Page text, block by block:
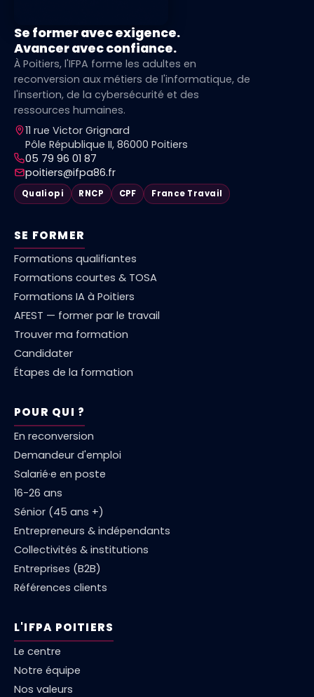
Se former avec exigence.
Avancer avec confiance.
À Poitiers, l'IFPA forme les adultes en
reconversion aux métiers de l'informatique, de
l'insertion, de la cybersécurité et des
ressources humaines.
11 rue Victor Grignard
Pôle République II, 86000 Poitiers
05 79 96 01 87
poitiers@ifpa86.fr
Qualiopi RNCP CPF France Travail
SE FORMER
Formations qualifiantes
Formations courtes & TOSA
Formations IA à Poitiers
AFEST — former par le travail
Trouver ma formation
Candidater
Étapes de la formation
POUR QUI ?
En reconversion
Demandeur d'emploi
Salarié·e en poste
16-26 ans
Sénior (45 ans +)
Entrepreneurs & indépendants
Collectivités & institutions
Entreprises (B2B)
Références clients
L'IFPA POITIERS
Le centre
Notre équipe
Nos valeurs